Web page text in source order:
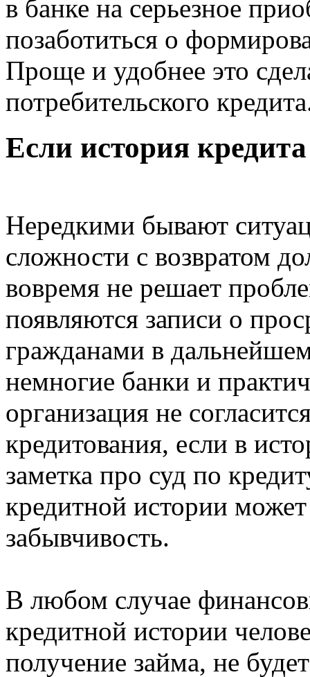
в банке на серьезное
позаботиться о
Проще и удобнее это
потребительского
Если история
Нередкими бывают
сложности с возвратом
вовремя не решает
появляются записи о
гражданами в
немногие банки и
организация не
кредитования, если в
заметка про суд по
кредитной истории может
забывчивость.
В любом случае
кредитной истории
получение займа, не